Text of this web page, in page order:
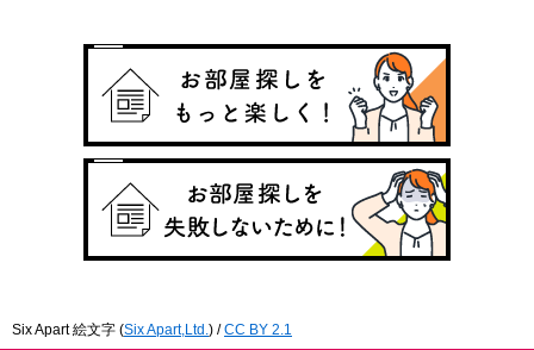
Six Apart 絵文字 (Six Apart,Ltd. ) /CC BY 2.1